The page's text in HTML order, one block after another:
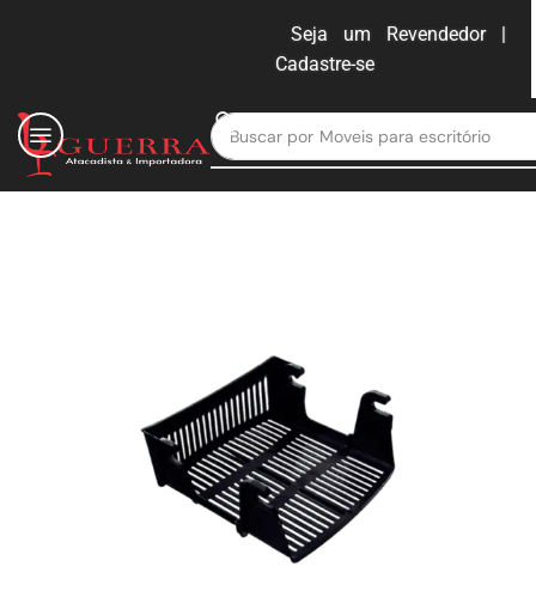
Seja um Revendedor |
Cadastre-se
Buscar por Moveis para escritório